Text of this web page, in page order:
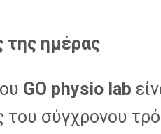
της ημέρας
GO physio lab
του σύγχρονου